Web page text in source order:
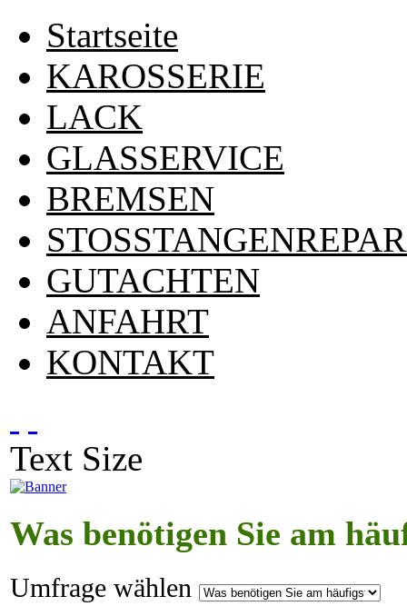
Startseite
KAROSSERIE
LACK
GLASSERVICE
BREMSEN
GUTACHTEN
ANFAHRT
KONTAKT
Text Size
Was benötigen Sie am
Umfrage wählen